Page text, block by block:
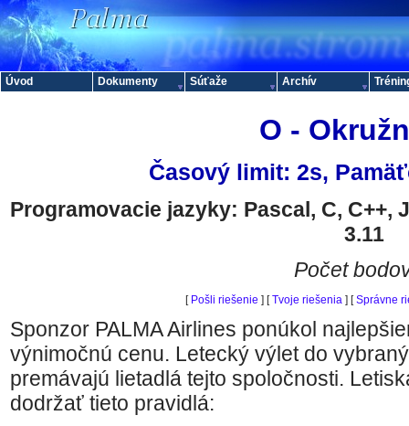
O -
Časový limit: 2s,
Programovacie jazyky: Pascal, C, C++,
3.11
Počet
[Pošli riešenie ] [Tvoje riešenia ] [Správne
Sponzor PALMA Airlines ponúkol
výnimočnú cenu. Letecký výlet do
premávajú lietadlá tejto spoločnosti.
dodržať tieto pravidlá:
Úvod Dokumenty Súťaže Archív